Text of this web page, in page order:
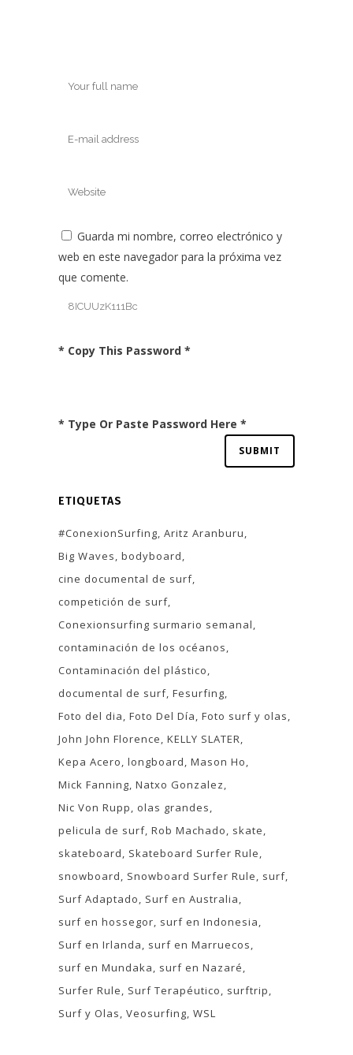
Guarda mi nombre, correo electrónico y
web en este navegador para la próxima vez
que comente.
* Copy This Password *
* Type Or Paste Password Here *
ETIQUETAS
#ConexionSurfing Aritz Aranburu
Big Waves bodyboard
cine documental de surf
competición de surf
Conexionsurfing surmario semanal
contaminación de los océanos
Contaminación del plástico
documental de surf Fesurfing
Foto del dia Foto Del Día Foto surf y olas
John John Florence KELLY SLATER
Kepa Acero longboard Mason Ho
Mick Fanning Natxo Gonzalez
Nic Von Rupp
olas grandes
pelicula de surf Rob Machado
skate
skateboard
Skateboard Surfer Rule
snowboard
Snowboard Surfer Rule
surf
Surf Adaptado
Surf en Australia
surf en hossegor surf en Indonesia
Surf en Irlanda
surf en Marruecos
surf en Mundaka
surf en Nazaré
Surfer Rule
Surf Terapéutico
surftrip
Surf y Olas Veosurfing WSL